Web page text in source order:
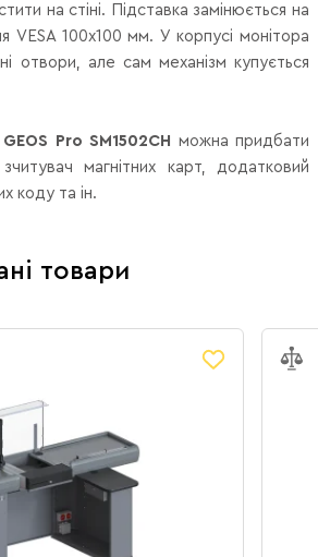
на стіні. Підставка замінюється на
VESA 100х100 мм. У корпусі монітора
отвори, але сам механізм купується
Pro SM1502CH
можна придбати
зчитувач магнітних карт, додатковий
коду та ін.
товари